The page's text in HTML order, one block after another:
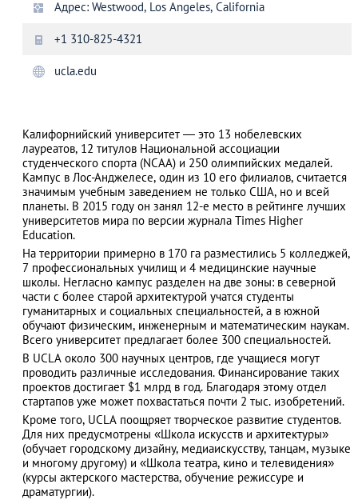
АЗАД
Адрес: Westwood, Los Angeles, California
+1 310-825-4321
ucla.edu
Калифорнийский университет ― это 13 нобелевских
лауреатов, 12 титулов Национальной ассоциации
студенческого спорта (NCAA) и 250 олимпийских медалей.
Кампус в Лос-Анджелесе, один из 10 его филиалов, считается
значимым учебным заведением не только США, но и всей
планеты. В 2015 году он занял 12-е место в рейтинге лучших
университетов мира по версии журнала Times Higher
Education.
На территории примерно в 170 га разместились 5 колледжей,
7 профессиональных училищ и 4 медицинские научные
школы. Негласно кампус разделен на две зоны: в северной
части с более старой архитектурой учатся студенты
гуманитарных и социальных специальностей, а в южной
обучают физическим, инженерным и математическим наукам.
Всего университет предлагает более 300 специальностей.
В UCLA около 300 научных центров, где учащиеся могут
проводить различные исследования. Финансирование таких
проектов достигает $1 млрд в год. Благодаря этому отдел
стартапов уже может похвастаться почти 2 тыс. изобретений.
Кроме того, UCLA поощряет творческое развитие студентов.
Для них предусмотрены «Школа искусств и архитектуры»
(обучает городскому дизайну, медиаискусству, танцам, музыке
и многому другому) и «Школа театра, кино и телевидения»
(курсы актерского мастерства, обучение режиссуре и
драматургии).